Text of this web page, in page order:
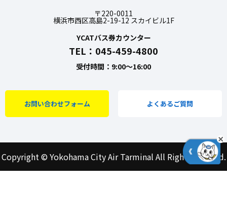
〒220-0011
横浜市西区高島2-19-12 スカイビル1F
YCATバス券カウンター
TEL：045-459-4800
受付時間：9:00～16:00
お問い合わせフォーム よくあるご質問
Copyright © Yokohama City Air Tarminal All Right Reserved.